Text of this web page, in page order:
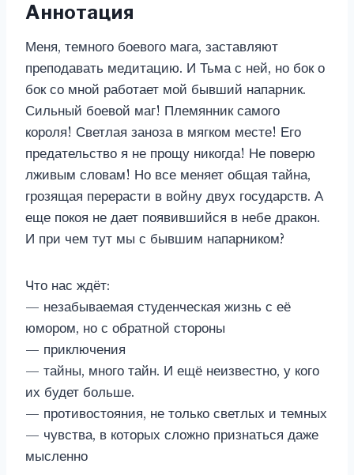
Аннотация
Меня, темного боевого мага, заставляют
преподавать медитацию. И Тьма с ней, но бок о
бок со мной работает мой бывший напарник.
Сильный боевой маг! Племянник самого
короля! Светлая заноза в мягком месте! Его
предательство я не прощу никогда! Не поверю
лживым словам! Но все меняет общая тайна,
грозящая перерасти в войну двух государств. А
еще покоя не дает появившийся в небе дракон.
И при чем тут мы с бывшим напарником?
Что нас ждёт:
— незабываемая студенческая жизнь с её
юмором, но с обратной стороны
— приключения
— тайны, много тайн. И ещё неизвестно, у кого
их будет больше.
— противостояния, не только светлых и темных
— чувства, в которых сложно признаться даже
мысленно